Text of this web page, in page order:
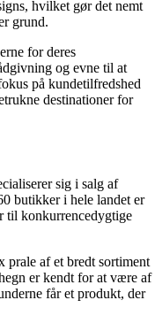
hvilket gør det nemt
grund.
for deres
og evne til at
på kundetilfredshed
destinationer for
sig i salg af
butikker i hele landet er
til konkurrencedygtige
af et bredt sortiment
er kendt for at være af
får et produkt, der